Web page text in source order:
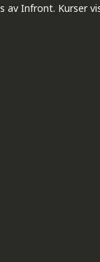
av Infront. Kurser